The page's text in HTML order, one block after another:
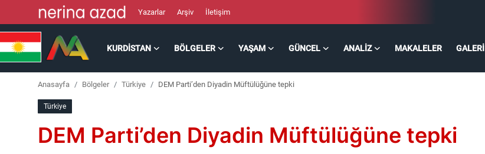
Yazarlar Arşiv İletişim
KURDISTAN BÖLGELER YAŞAM GÜNCEL ANALIZ MAKALELER GALERI
Anasayfa Bölgeler Türkiye DEM Parti’den Diyadin Müftülüğüne tepki
Türkiye
DEM Parti’den Diyadin Müftülüğüne tepki